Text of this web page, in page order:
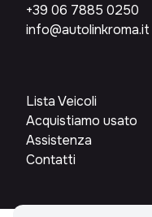
+39 06 7885 0250
info@autolinkroma.it
Lista Veicoli
Acquistiamo usato
Assistenza
Contatti